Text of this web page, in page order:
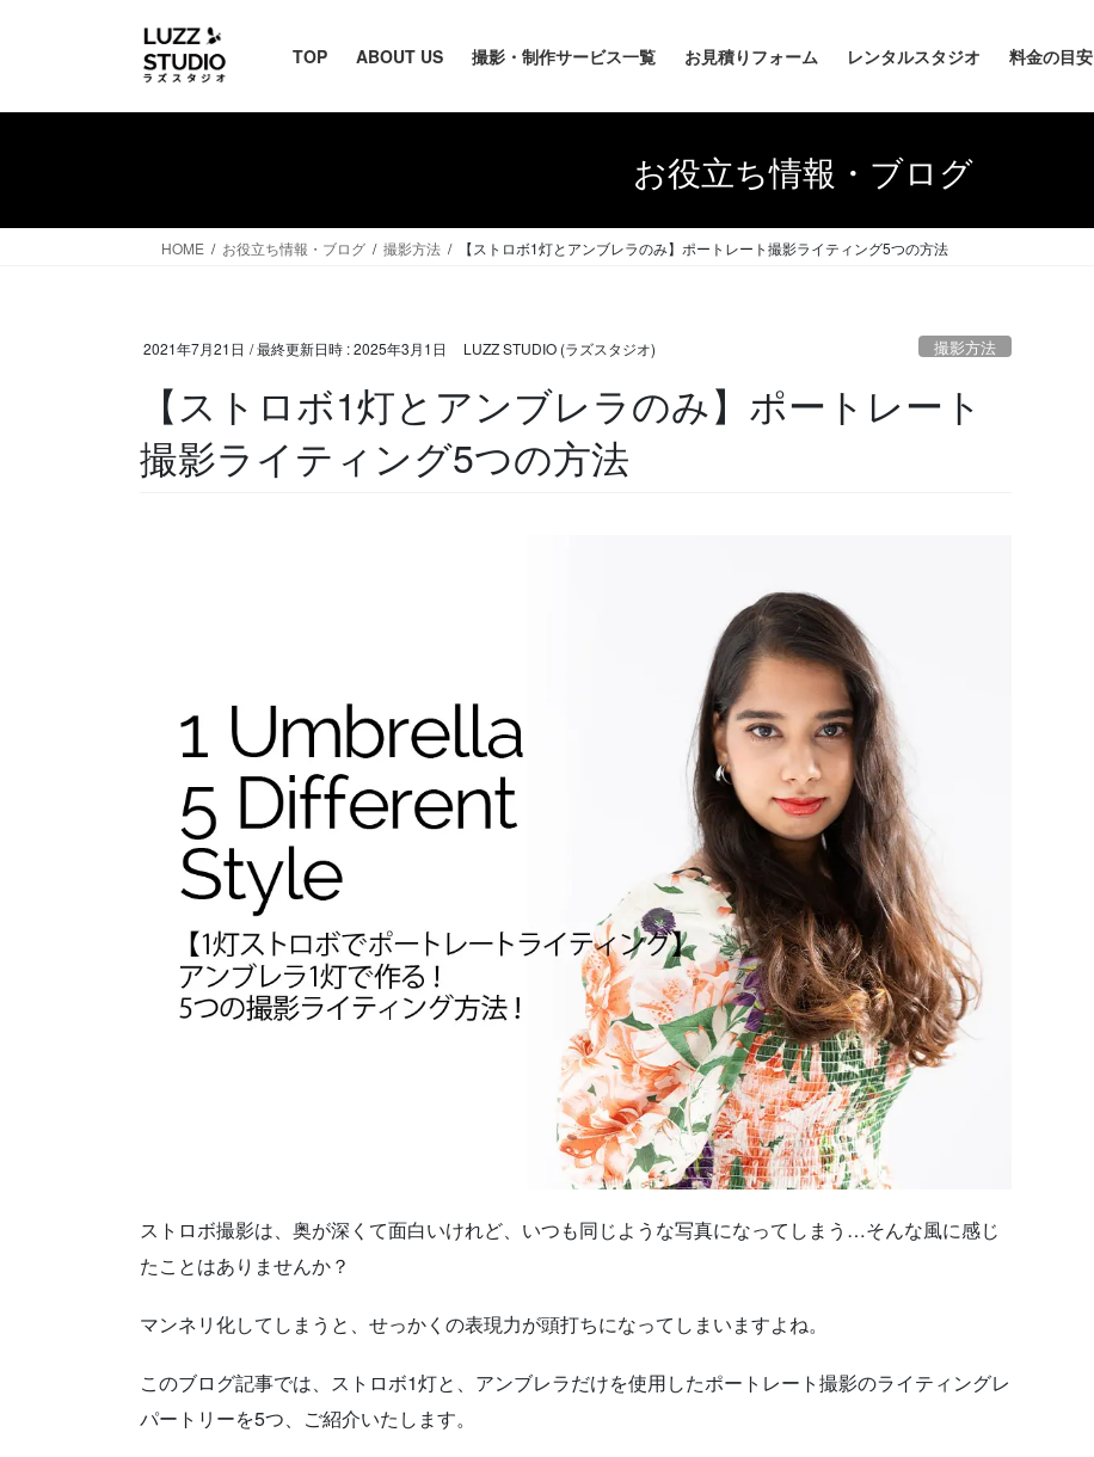
TOP ABOUT US 撮影・制作サービス一覧 お見積りフォーム レンタルスタジオ 料金の目安
お役立ち情報・ブログ
HOME お役立ち情報・ブログ 撮影方法 【ストロボ1灯とアンブレラのみ】ポートレート撮影ライティング5つの方法
2021年7月21日 / 最終更新日時 :2025年3月1日 LUZZ STUDIO (ラズスタジオ) 撮影方法
【ストロボ1灯とアンブレラのみ】ポートレート
撮影ライティング5つの方法
ストロボ撮影は、奥が深くて面白いけれど、いつも同じような写真になってしまう…そんな風に感じ
たことはありませんか？
マンネリ化してしまうと、せっかくの表現力が頭打ちになってしまいますよね。
このブログ記事では、ストロボ1灯と、アンブレラだけを使用したポートレート撮影のライティングレ
パートリーを5つ、ご紹介いたします。